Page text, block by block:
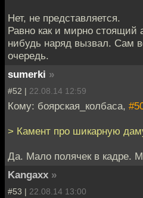
Нет, не представляется.
Равно как и мирно стоящий
нибудь наряд вызвал. Сам
очередь.
sumerki »
#52 | 22.08.14 12:59
Кому: боярская_колбаса,
> Камент про шикарную
Да. Мало полячек в кадре.
Kangaxx »
#53 | 22.08.14 13:00